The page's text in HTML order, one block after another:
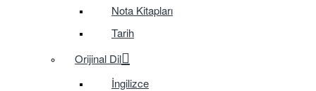
Nota Kitapları
Tarih
Orijinal Dil
İngilizce